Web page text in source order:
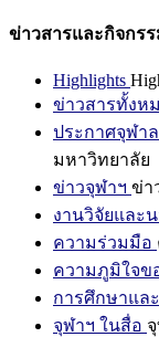
ข่าวสารและกิจกร
Highlights
ข่าวสารทั้งห
ประกาศจุฬา
มหาวิทยาลัย
ข่าวจุฬาฯ ข่า
งานวิจัยและ
ความร่วมมือ
ความภูมิใจข
การศึกษาแล
จุฬาฯ ในสื่อ